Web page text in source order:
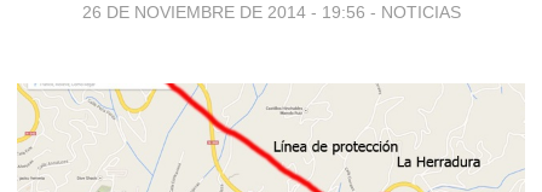
26 DE NOVIEMBRE DE 2014 - 19:56 - NOTICIAS